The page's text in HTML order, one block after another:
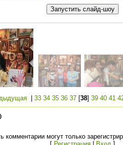
33 34 35 36 37 [38] 39 40 41
комментарии могут только